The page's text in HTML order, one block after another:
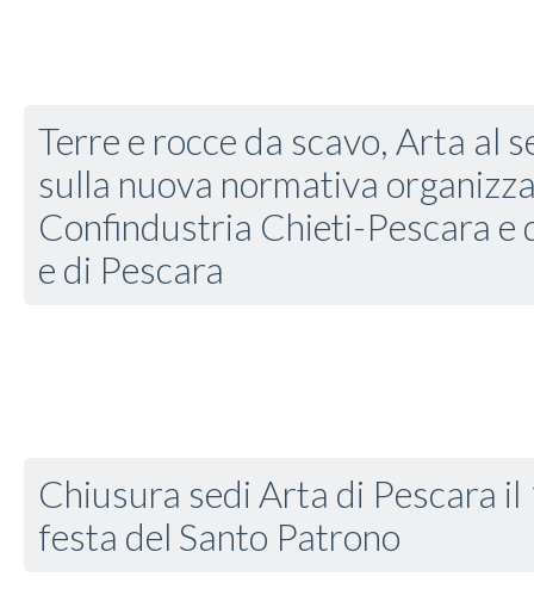
Terre e rocce da scavo, Arta al
sulla nuova normativa
Confindustria Chieti-Pescara e
e di Pescara
Chiusura sedi Arta di Pescara
festa del Santo Patrono